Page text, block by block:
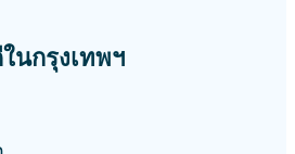
นกรุงเทพฯ